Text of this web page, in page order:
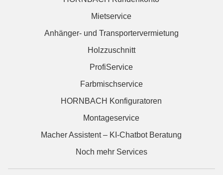
Mietservice
Anhänger- und Transportervermietung
Holzzuschnitt
ProfiService
Farbmischservice
HORNBACH Konfiguratoren
Montageservice
Macher Assistent – KI-Chatbot Beratung
Noch mehr Services